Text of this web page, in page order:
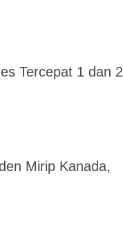
Tercepat 1 dan 2
Mirip Kanada,